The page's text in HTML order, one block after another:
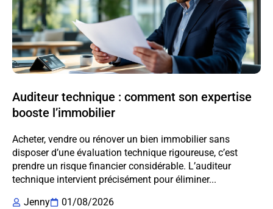
Auditeur technique : comment son expertise
booste l’immobilier
Acheter, vendre ou rénover un bien immobilier sans
disposer d’une évaluation technique rigoureuse, c’est
prendre un risque financier considérable. L’auditeur
technique intervient précisément pour éliminer...
Jenny
01/08/2026